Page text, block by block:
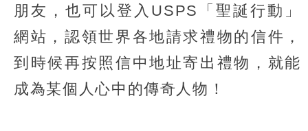
朋友，也可以登入USPS「聖誕行動」
網站，認領世界各地請求禮物的信件，
到時候再按照信中地址寄出禮物，就能
成為某個人心中的傳奇人物！